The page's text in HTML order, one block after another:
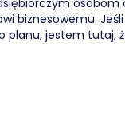
osobom
biznesowemu.
planu, jestem tutaj,